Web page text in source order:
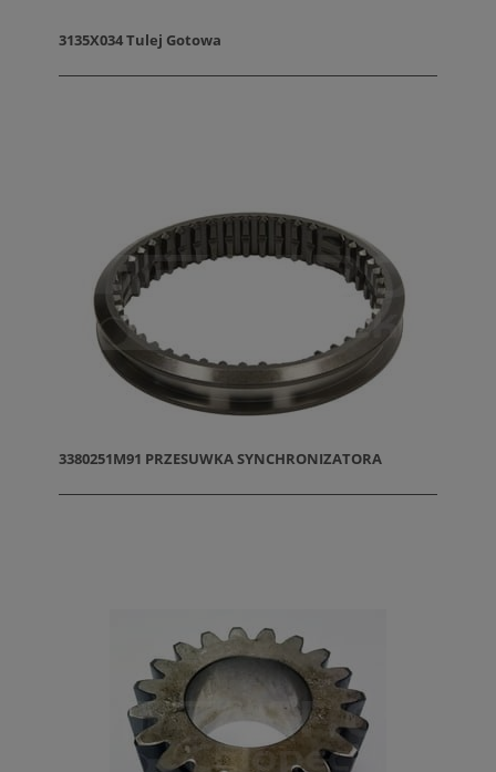
3135X034 Tulej Gotowa
3380251M91 PRZESUWKA SYNCHRONIZATORA